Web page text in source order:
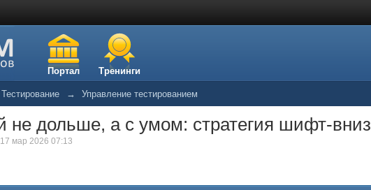
Портал Тренинги
Тестирование → Управление тестированием
не дольше, а с умом: стратегия шифт-вниз
17 мар 2026 07:13